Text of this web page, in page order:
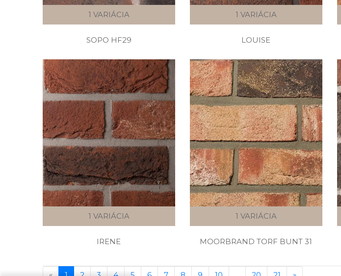
1 VARIÁCIA
SOPO HF29
1 VARIÁCIA
LOUISE
1 VARIÁCIA
IRENE
1 VARIÁCIA
MOORBRAND TORF BUNT 31